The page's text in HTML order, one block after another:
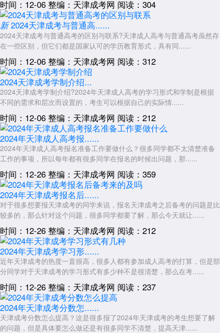
时间：12-06 整编：天津成考网 阅读：304
新 2024天津成考与普通高......
2024天津成考与普通高考的区别与联系?天津成人高考与普通高考虽然存
在一些区别，但它们都是国家认可的学历教育形式，具有同......
时间：12-06 整编：天津成考网 阅读：312
2024天津成考学制介绍...
2024天津成考学制介绍?2024年天津成人高考的学习形式和学制是根据
不同的需求和层次而设置的，考生可以根据自己的实际情......
时间：12-06 整编：天津成考网 阅读：212
2024年天津成人高考报......
2024年天津成人高考报名准备工作要做什么？很多同学都不太清楚准备
工作的事项，所以每年都有很多同学在报名的时候出问题，那......
时间：12-26 整编：天津成考网 阅读：359
2024年天津成考报名后......
对于很多想要报天津成考的同学来说，报名天津成考之后备考的问题是比
较多的，那么针对这个问题，很多同学都要了解，那么今天就让......
时间：12-26 整编：天津成考网 阅读：212
2024年天津成考学习形......
近年天津成考的热度一直很高，很多人都有参加成人高考的打算，但是部
分同学对于天津成考的学习形式有多少种不是很清楚，那么在考......
时间：12-26 整编：天津成考网 阅读：237
2024年天津成考分数怎......
天津成考分数怎么提高？这是很多报了2024年天津成考的考生想要了解
的问题，但是具体要怎么做还是有很多同学不清楚，提高天津......